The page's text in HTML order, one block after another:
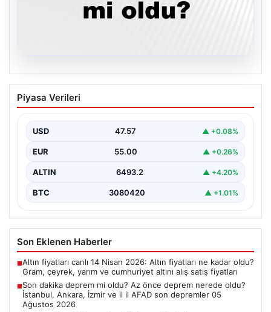
05.08.2026
Son dakika deprem mi oldu? Az önce
deprem nerede oldu? İstanbul, Ankara,
Ağustos 2026
{ "title": "05 Ağustos 2026 Güncel Deprem Durumu ve
Son Değerlendirmeler", "content": "Bugün ülkemizde…
Piyasa Verileri
USD 47.57 ▲ +0.08%
EUR 55.00 ▲ +0.26%
ALTIN 6493.2 ▲ +4.20%
BTC 3080420 ▲ +1.01%
Son Eklenen Haberler
■Altın fiyatları canlı 14 Nisan 2026: Altın fiyatları ne kadar oldu?
Gram, çeyrek, yarım ve cumhuriyet altını alış satış fiyatları
■Son dakika deprem mi oldu? Az önce deprem nerede oldu?
İstanbul, Ankara, İzmir ve il il AFAD son depremler 05
Ağustos 2026